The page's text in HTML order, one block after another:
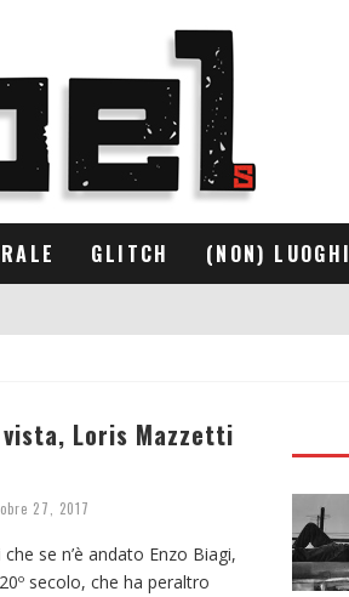
GLITCH (NON) LUOGHI
Loris Mazzetti
27, 2017
se n’è andato Enzo Biagi,
secolo, che ha peraltro